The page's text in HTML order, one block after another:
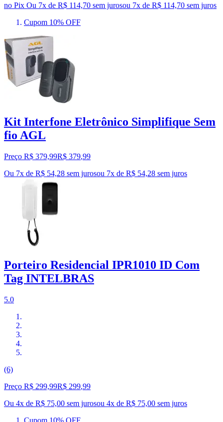
no Pix Ou 7x de R$ 114,70 sem jurosou 7x de R$ 114,70 sem juros
Cupom 10% OFF
Kit Interfone Eletrônico Simplifique Sem
fio AGL
Preço R$ 379,99R$ 379,99
Ou 7x de R$ 54,28 sem jurosou 7x de R$ 54,28 sem juros
Porteiro Residencial IPR1010 ID Com
Tag INTELBRAS
5.0
(6)
Preço R$ 299,99R$ 299,99
Ou 4x de R$ 75,00 sem jurosou 4x de R$ 75,00 sem juros
Cupom 10% OFF